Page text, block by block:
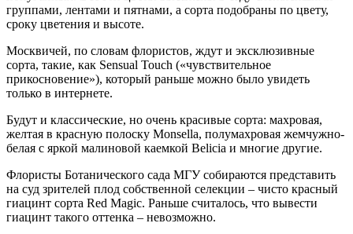
группами, лентами и пятнами, а сорта подобраны по цвету,
сроку цветения и высоте.
Москвичей, по словам флористов, ждут и эксклюзивные
сорта, такие, как Sensual Touch («чувствительное
прикосновение»), который раньше можно было увидеть
только в интернете.
Будут и классические, но очень красивые сорта: махровая,
желтая в красную полоску Monsellа, полумахровая жемчужно-
белая с яркой малиновой каемкой Belicia и многие другие.
Флористы Ботанического сада МГУ собираются представить
на суд зрителей плод собственной селекции – чисто красный
гиацинт сорта Red Magic. Раньше считалось, что вывести
гиацинт такого оттенка – невозможно.